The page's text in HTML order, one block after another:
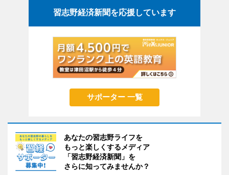
習志野経済新聞を応援しています
サポーター 一覧
あなたの習志野ライフを
もっと楽しくするメディア
「習志野経済新聞」を
さらに知ってみませんか？